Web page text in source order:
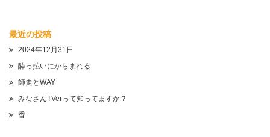
最近の投稿
2024年12月31日
酔っ払いにからまれる
師走とWAY
みなさんTVerって知ってますか？
香